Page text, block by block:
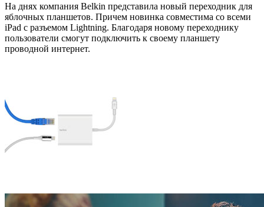
На днях компания Belkin представила новый переходник для
яблочных планшетов. Причем новинка совместима со всеми
iPad с разъемом Lightning. Благодаря новому переходнику
пользователи смогут подключить к своему планшету
проводной интернет.